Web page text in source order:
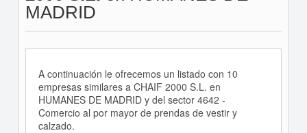
MADRID
A continuación le ofrecemos un listado con 10
empresas similares a CHAIF 2000 S.L. en
HUMANES DE MADRID y del sector 4642 -
Comercio al por mayor de prendas de vestir y
calzado.